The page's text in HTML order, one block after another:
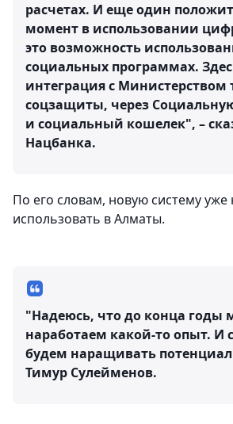
расчетах. И еще один
момент в использовании
это возможность
социальных программах.
интеграция с Министерством
соцзащиты, через
и социальный кошелек", –
Нацбанка.
По его словам, новую систему уже
использовать в Алматы.
"Надеюсь, что до конца годы
наработаем какой-то опыт. И
будем наращивать
Тимур Сулейменов.